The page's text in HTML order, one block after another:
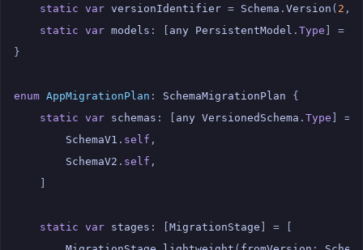
static var versionIdentifier = Schema . Version ( 2 ,
static var models : [ any PersistentModel . Type ] =
}
enum AppMigrationPlan : SchemaMigrationPlan
{
static var schemas : [ any VersionedSchema . Type ] =
SchemaV1 . self ,
SchemaV2 . self ,
]
static var stages : [MigrationStage ] =
[